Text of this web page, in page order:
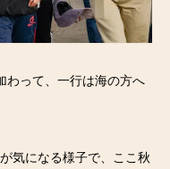
わって、一行は海の方へ
気になる様子で、ここ秋